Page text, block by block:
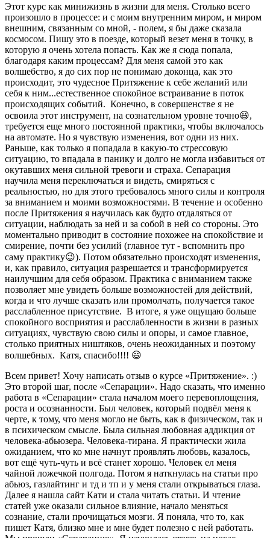
Этот курс как минижизнь в жизни для меня. Столько всего
произошло в процессе: и с моим внутренним миром, и миром
внешним, связанным со мной, - полем, я бы даже сказала
космосом. Пишу это в поезде, который везет меня в точку, в
которую я очень хотела попасть. Как же я сюда попала,
благодаря каким процессам? Для меня самой это как
волшебство, я до сих пор не понимаю доконца, как это
происходит, это чудесное Притяжение к себе желаний или
себя к ним...естественное спокойное встраивание в поток
происходящих событий. Конечно, в совершенстве я не
освоила этот инструмент, на сознательном уровне точно😃,
требуется еще много постоянной практики, чтобы включалось
на автомате. Но я чувствую изменения, вот одни из них.
Раньше, как только я попадала в какую-то стрессовую
ситуацию, то впадала в панику и долго не могла избавиться от
окутавших меня сильной тревоги и страха. Сепарация
научила меня переключаться и видеть, смиряться с
реальностью, но для этого требовалось много силы и контроля
за вниманием и моими возможностями. В течение и особенно
после Притяжения я научилась как будто отдаляться от
ситуации, наблюдать за ней и за собой в ней со стороны. Это
моментально приводит в состояние похожее на спокойствие и
смирение, почти без усилий (главное тут - вспомнить про
саму практику😉). Потом обязательно происходят изменения,
и, как правило, ситуация разрешается и трансформируется
наилучшим для себя образом. Практика с вниманием также
позволяет мне увидеть больше возможностей для действий,
когда и что лучше сказать или промолчать, получается такое
расслабленное присутствие. В итоге, я уже ощущаю больше
спокойного восприятия и расслабленности в жизни в разных
ситуациях, чувствую свою силы и опоры, и самое главное,
столько приятных ништяков, очень неожиданных и поэтому
волшебных. Катя, спасибо!!!! 😃
Всем привет! Хочу написать отзыв о курсе «Притяжение». :)
Это второй шаг, после «Сепарации». Надо сказать, что именно
работа в «Сепарации» стала началом моего перевоплощения,
роста и осознанности. Был человек, который подвёл меня к
черте, к тому, что меня могло не быть, как в физическом, так и
в психическом смысле. Была сильная любовная аддикция от
человека-абьюзера. Человека-тирана. Я практически жила
ожиданием, что ко мне начнут проявлять любовь, казалось,
вот ещё чуть-чуть и всё станет хорошо. Человек ел меня
чайной ложечкой полгода. Потом я наткнулась на статьи про
абьюз, газлайтинг и тд и тп и у меня стали открываться глаза.
Далее я нашла сайт Кати и стала читать статьи. И чтение
статей уже оказали сильное влияние, начало меняться
сознание, стали прочищаться мозги. Я поняла, что то, как
пишет Катя, близко мне и мне будет полезно с ней работать.